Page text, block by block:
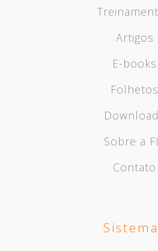
Artigos
E-books
Folhetos
Sobre a
Contato